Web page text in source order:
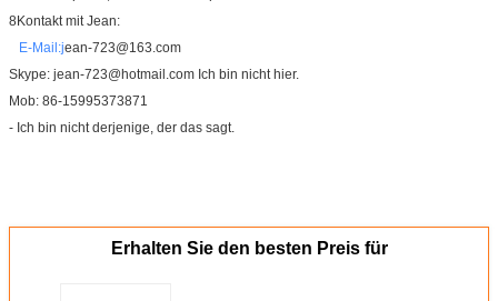
8Kontakt mit Jean:
E-Mail:jean-723@163.com
Skype: jean-723@hotmail.com Ich bin nicht hier.
Mob: 86-15995373871
- Ich bin nicht derjenige, der das sagt.
Erhalten Sie den besten Preis für